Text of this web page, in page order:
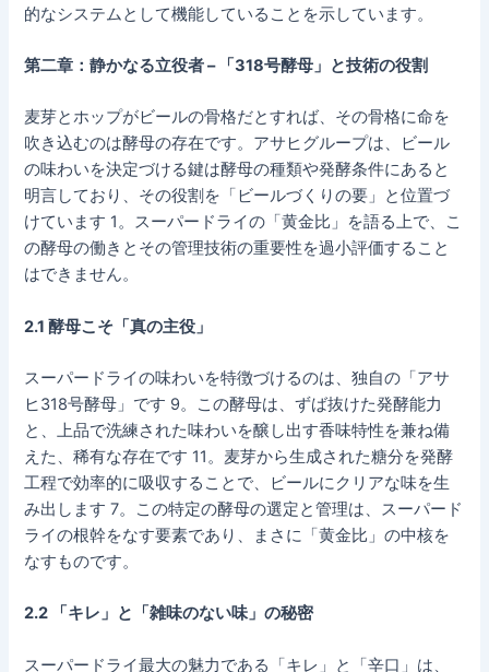
的なシステムとして機能していることを示しています。
第二章：静かなる立役者 – 「318号酵母」と技術の役割
麦芽とホップがビールの骨格だとすれば、その骨格に命を
吹き込むのは酵母の存在です。アサヒグループは、ビール
の味わいを決定づける鍵は酵母の種類や発酵条件にあると
明言しており、その役割を「ビールづくりの要」と位置づ
けています 1。スーパードライの「黄金比」を語る上で、こ
の酵母の働きとその管理技術の重要性を過小評価すること
はできません。
2.1 酵母こそ「真の主役」
スーパードライの味わいを特徴づけるのは、独自の「アサ
ヒ318号酵母」です 9。この酵母は、ずば抜けた発酵能力
と、上品で洗練された味わいを醸し出す香味特性を兼ね備
えた、稀有な存在です 11。麦芽から生成された糖分を発酵
工程で効率的に吸収することで、ビールにクリアな味を生
み出します 7。この特定の酵母の選定と管理は、スーパード
ライの根幹をなす要素であり、まさに「黄金比」の中核を
なすものです。
2.2 「キレ」と「雑味のない味」の秘密
スーパードライ最大の魅力である「キレ」と「辛口」は、